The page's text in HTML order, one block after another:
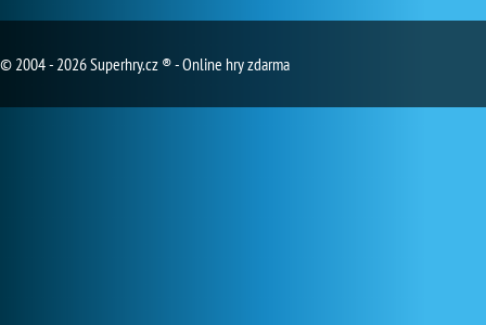
© 2004 - 2026 Superhry.cz ® - Online hry zdarma